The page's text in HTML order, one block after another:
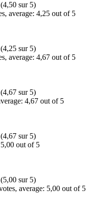
(4,50 sur 5)
(4,25 sur 5)
(4,67 sur 5)
(4,67 sur 5)
(5,00 sur 5)